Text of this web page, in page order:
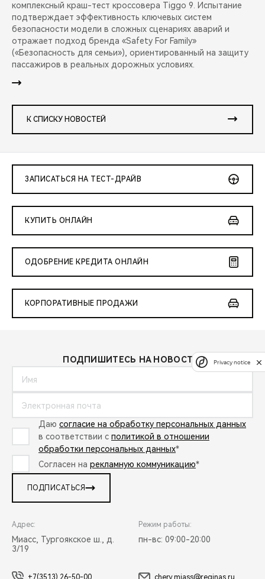
комплексный краш-тест кроссовера Tiggo 9. Испытание
подтверждает эффективность ключевых систем
безопасности модели в сложных сценариях аварий и
отражает подход бренда «Safety For Family»
(«Безопасность для семьи»), ориентированный на защиту
пассажиров в реальных дорожных условиях.
К СПИСКУ НОВОСТЕЙ
ЗАПИСАТЬСЯ НА ТЕСТ-ДРАЙВ
КУПИТЬ ОНЛАЙН
ОДОБРЕНИЕ КРЕДИТА ОНЛАЙН
КОРПОРАТИВНЫЕ ПРОДАЖИ
ПОДПИШИТЕСЬ НА НОВОСТИ:
Даю согласие на обработку персональных данных
в соответствии с политикой в отношении
обработки персональных данных*
Согласен на рекламную коммуникацию*
ПОДПИСАТЬСЯ
Адрес:
Миасс, Тургоякское ш., д.
3/19
Режим работы:
пн-вс: 09:00-20:00
+7(3513) 26-50-00 chery.miass@reginas.ru
Privacy notice